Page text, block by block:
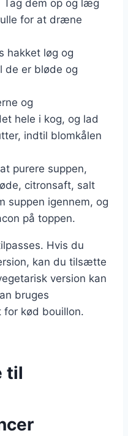
Tag dem op og læg
for at dræne
hakket løg og
de er bløde og
og
hele i kog, og lad
indtil blomkålen
purere suppen,
citronsaft, salt
suppen igennem, og
på toppen.
Hvis du
kan du tilsætte
version kan
bruges
for kød bouillon.
til